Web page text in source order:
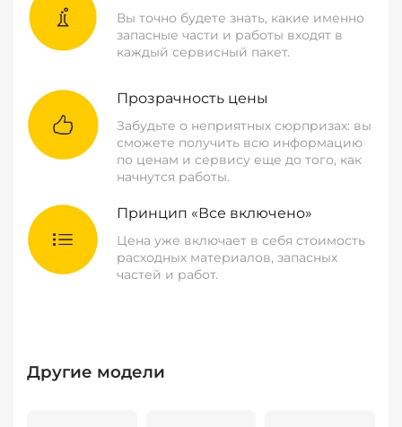
Вы точно будете знать, какие именно
запасные части и работы входят в
каждый сервисный пакет.
Прозрачность цены
Забудьте о неприятных сюрпризах: вы
сможете получить всю информацию
по ценам и сервису еще до того, как
начнутся работы.
Принцип «Все включено»
Цена уже включает в себя стоимость
расходных материалов, запасных
частей и работ.
Другие модели